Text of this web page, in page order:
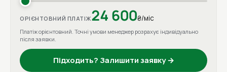
ОРІЄНТОВНИЙ ПЛАТІЖ24 600₴/міс
Платіж орієнтовний. Точні умови менеджер розрахує індивідуально
після заявки.
Підходить? Залишити заявку →